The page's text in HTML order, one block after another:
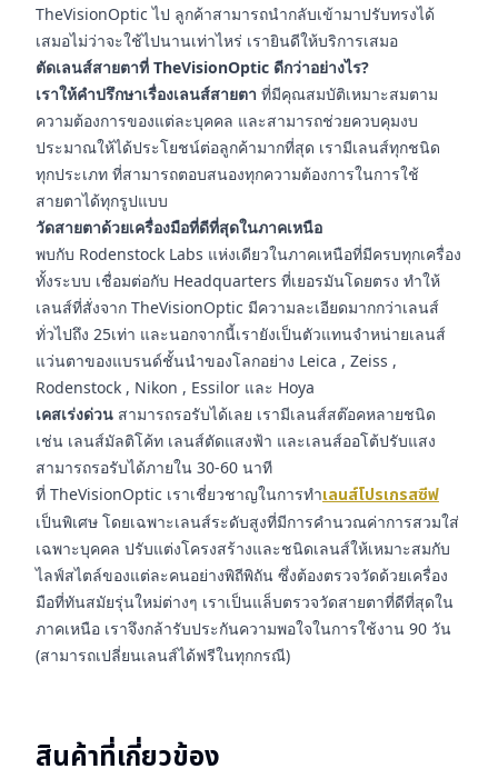
TheVisionOptic ไป ลูกค้าสามารถนำกลับเข้ามาปรับทรงได้
เสมอไม่ว่าจะใช้ไปนานเท่าไหร่ เรายินดีให้บริการเสมอ
ตัดเลนส์สายตาที่ TheVisionOptic ดีกว่าอย่างไร?
เราให้คำปรึกษาเรื่องเลนส์สายตา ที่มีคุณสมบัติเหมาะสมตาม
ความต้องการของแต่ละบุคคล และสามารถช่วยควบคุมงบ
ประมาณให้ได้ประโยชน์ต่อลูกค้ามากที่สุด เรามีเลนส์ทุกชนิด
ทุกประเภท ที่สามารถตอบสนองทุกความต้องการในการใช้
สายตาได้ทุกรูปแบบ
วัดสายตาด้วยเครื่องมือที่ดีที่สุดในภาคเหนือ
พบกับ Rodenstock Labs แห่งเดียวในภาคเหนือที่มีครบทุกเครื่อง
ทั้งระบบ เชื่อมต่อกับ Headquarters ที่เยอรมันโดยตรง ทำให้
เลนส์ที่สั่งจาก TheVisionOptic มีความละเอียดมากกว่าเลนส์
ทั่วไปถึง 25เท่า และนอกจากนี้เรายังเป็นตัวแทนจำหน่ายเลนส์
แว่นตาของแบรนด์ชั้นนำของโลกอย่าง Leica , Zeiss ,
Rodenstock , Nikon , Essilor และ Hoya
เคสเร่งด่วน สามารถรอรับได้เลย เรามีเลนส์สต๊อคหลายชนิด
เช่น เลนส์มัลติโค้ท เลนส์ตัดแสงฟ้า และเลนส์ออโต้ปรับแสง
สามารถรอรับได้ภายใน 30-60 นาที
ที่ TheVisionOptic เราเชี่ยวชาญในการทำเลนส์โปรเกรสซีฟ
เป็นพิเศษ โดยเฉพาะเลนส์ระดับสูงที่มีการคำนวณค่าการสวมใส่
เฉพาะบุคคล ปรับแต่งโครงสร้างและชนิดเลนส์ให้เหมาะสมกับ
ไลฟ์สไตล์ของแต่ละคนอย่างพิถีพิถัน ซึ่งต้องตรวจวัดด้วยเครื่อง
มือที่ทันสมัยรุ่นใหม่ต่างๆ เราเป็นแล็บตรวจวัดสายตาที่ดีที่สุดใน
ภาคเหนือ เราจึงกล้ารับประกันความพอใจในการใช้งาน 90 วัน
(สามารถเปลี่ยนเลนส์ได้ฟรีในทุกกรณี)
สินค้าที่เกี่ยวข้อง